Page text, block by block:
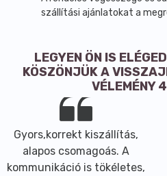
szállítási ajánlatokat a
LEGYEN ÖN IS
KÖSZÖNJÜK A
VÉLEMÉNY
Gyors,korrekt kiszállítás,
alapos csomagoás. A
kommunikáció is tökéletes,